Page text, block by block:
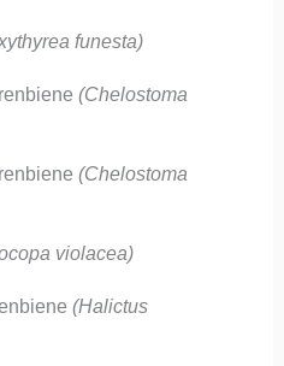
funesta)
(Chelostoma
(Chelostoma
violacea)
(Halictus